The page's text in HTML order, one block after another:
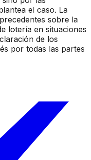
el caso. La
sobre la
lotería en situaciones
de los
por todas las partes